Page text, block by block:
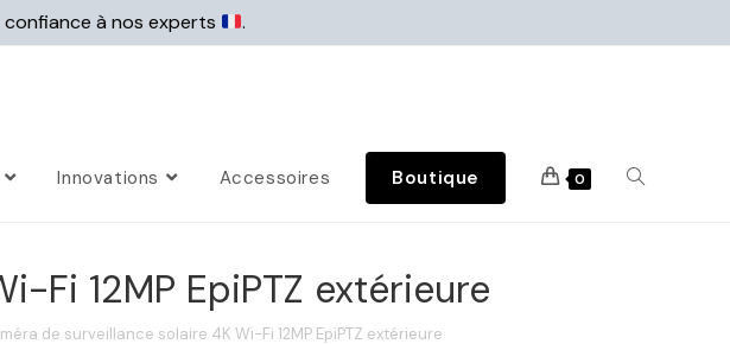
confiance à nos experts .
Innovations Accessoires Boutique 0
Fi 12MP EpiPTZ extérieure
de surveillance solaire 4K Wi-Fi 12MP EpiPTZ extérieure